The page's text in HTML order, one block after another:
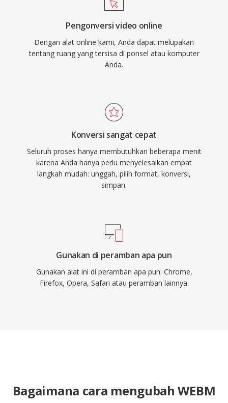
Pengonversi video online
Dengan alat online kami, Anda dapat melupakan
tentang ruang yang tersisa di ponsel atau komputer
Anda.
Konversi sangat cepat
Seluruh proses hanya membutuhkan beberapa menit
karena Anda hanya perlu menyelesaikan empat
langkah mudah: unggah, pilih format, konversi,
simpan.
Gunakan di peramban apa pun
Gunakan alat ini di peramban apa pun: Chrome,
Firefox, Opera, Safari atau peramban lainnya.
Bagaimana cara mengubah WEBM